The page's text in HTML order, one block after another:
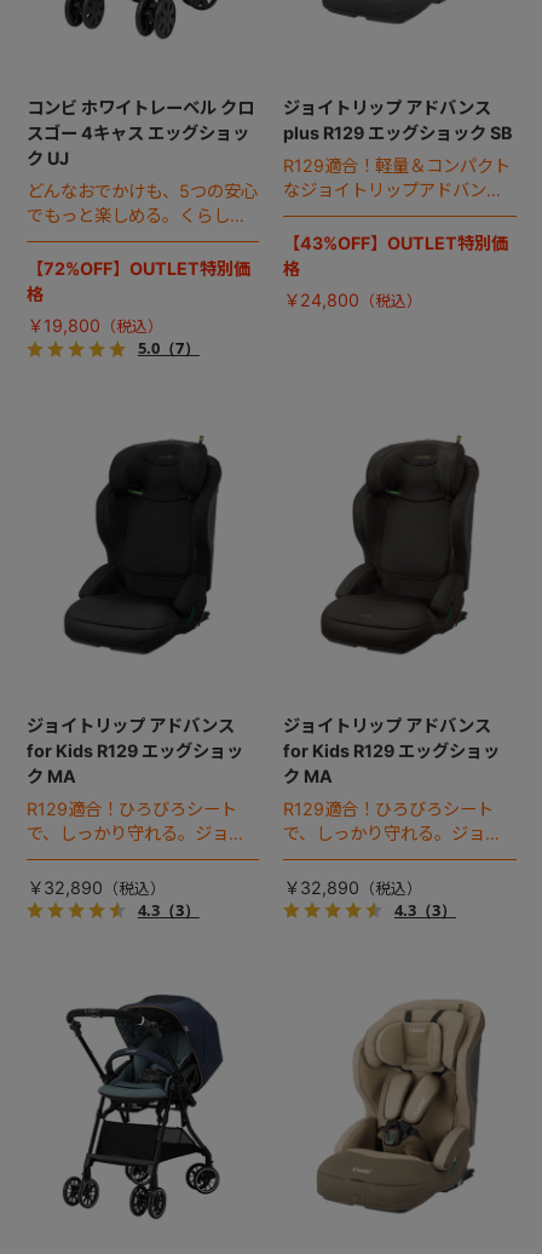
コンビ ホワイトレーベル クロ
スゴー 4キャス エッグショッ
ク UJ
どんなおでかけも、5つの安心
でもっと楽しめる。くらし
に、気持ちに、余裕が生まれ
るプレミアムベビーカーで
す。
【72%OFF】OUTLET特別価
格
￥19,800
5.0（7）
ジョイトリップ アドバンス
plus R129 エッグショック SB
R129適合！軽量＆コンパクト
なジョイトリップアドバンス
に上質感と機能性をplus
【43%OFF】OUTLET特別価
格
￥24,800
ジョイトリップ アドバンス
for Kids R129 エッグショッ
ク MA
R129適合！ひろびろシート
で、しっかり守れる。ジョイ
トリップのキッズ対応モデ
ル。
￥32,890
4.3（3）
ジョイトリップ アドバンス
for Kids R129 エッグショッ
ク MA
R129適合！ひろびろシート
で、しっかり守れる。ジョイ
トリップのキッズ対応モデ
ル。
￥32,890
4.3（3）